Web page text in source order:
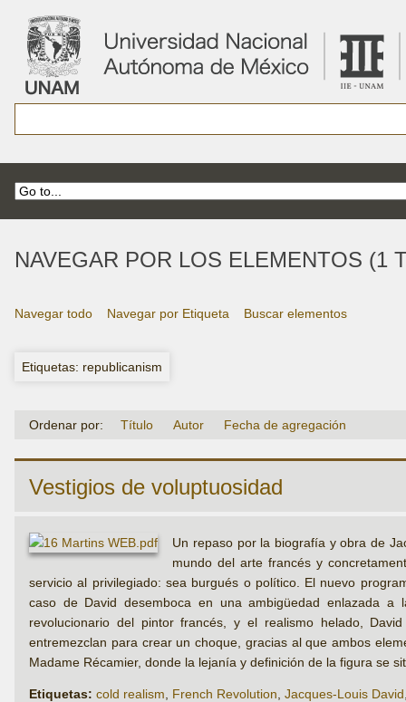
NAVEGAR POR LOS ELEMENTOS (1
Navegar todo Navegar por Etiqueta Buscar elementos
Etiquetas: republicanism
Ordenar por: Título Autor Fecha de agregación
Vestigios de voluptuosidad
Un repaso por la biografía y obra de
mundo del arte francés y
servicio al privilegiado: sea burgués o político. El nuevo
caso de David desemboca en una ambigüedad enlazada a
revolucionario del pintor francés, y el realismo helado,
entremezclan para crear un choque, gracias al que ambos
Madame Récamier, donde la lejanía y definición de la figura se
Etiquetas: cold realism French Revolution Jacques-Louis David